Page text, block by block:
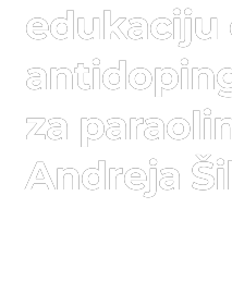
edukaciju
za
Andreja